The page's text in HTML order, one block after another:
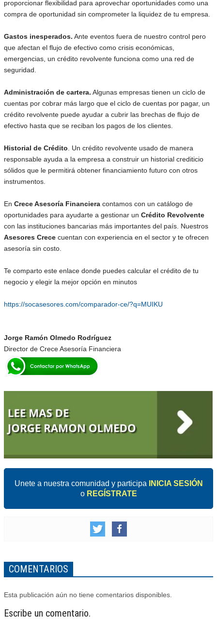
proporcionar flexibilidad para aprovechar oportunidades como una
compra de oportunidad sin comprometer la liquidez de tu empresa.
Gastos inesperados. Ante eventos fuera de nuestro control pero
que afectan el flujo de efectivo como crisis económicas,
emergencias, un crédito revolvente funciona como una red de
seguridad.
Administración de cartera. Algunas empresas tienen un ciclo de
cuentas por cobrar más largo que el ciclo de cuentas por pagar, un
crédito revolvente puede ayudar a cubrir las brechas de flujo de
efectivo hasta que se reciban los pagos de los clientes.
Historial de Crédito . Un crédito revolvente usado de manera
responsable ayuda a la empresa a construir un historial crediticio
sólidos que le permitirá obtener financiamiento futuro con otros
instrumentos.
En Crece Asesoría Financiera contamos con un catálogo de
oportunidades para ayudarte a gestionar un Crédito Revolvente
con las instituciones bancarias más importantes del país. Nuestros
Asesores Crece cuentan con experiencia en el sector y te ofrecen
asesoría sin costo.
Te comparto este enlace donde puedes calcular el crédito de tu
negocio y elegir la mejor opción en minutos
https://socasesores.com/comparador-ce/?q=MUIKU
Jorge Ramón Olmedo Rodríguez
Director de Crece Asesoría Financiera
Unete a nuestra comunidad y participa
INICIA SESIÓN
o REGÍSTRATE
COMENTARIOS
Esta publicación aún no tiene comentarios disponibles.
Escribe un comentario.